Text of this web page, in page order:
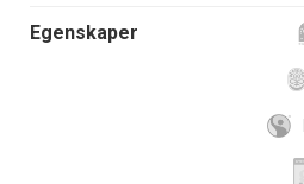
Egenskaper